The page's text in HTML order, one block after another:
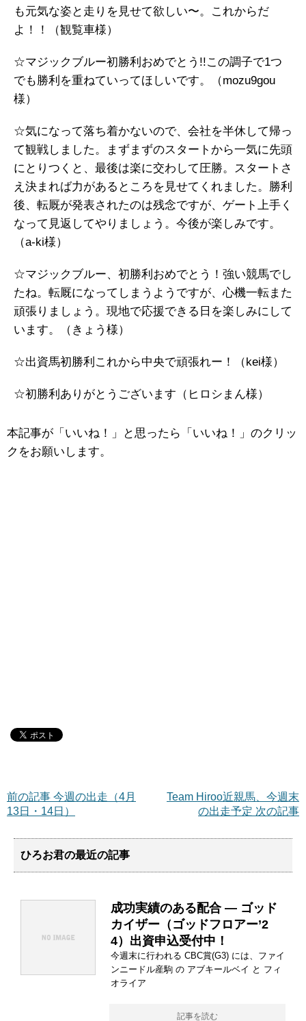
も元気な姿と走りを見せて欲しい〜。これからだ
よ！！（観覧車様）
☆マジックブルー初勝利おめでとう!!この調子で1つ
でも勝利を重ねていってほしいです。（mozu9gou
様）
☆気になって落ち着かないので、会社を半休して帰っ
て観戦しました。まずまずのスタートから一気に先頭
にとりつくと、最後は楽に交わして圧勝。スタートさ
え決まれば力があるところを見せてくれました。勝利
後、転厩が発表されたのは残念ですが、ゲート上手く
なって見返してやりましょう。今後が楽しみです。
（a-ki様）
☆マジックブルー、初勝利おめでとう！強い競馬でし
たね。転厩になってしまうようですが、心機一転また
頑張りましょう。現地で応援できる日を楽しみにして
います。（きょう様）
☆出資馬初勝利これから中央で頑張れー！（kei様）
☆初勝利ありがとうございます（ヒロシまん様）
本記事が「いいね！」と思ったら「いいね！」のクリッ
クをお願いします。
Team Hiroo近親馬、今週末
の出走予定 次の記事
前の記事 今週の出走（4月
13日・14日）
ひろお君の最近の記事
成功実績のある配合 ― ゴッド
カイザー（ゴッドフロアー’2
4）出資申込受付中！
今週末に行われる CBC賞(G3) には、ファイ
ンニードル産駒 の アブキールベイ と フィ
オライア
記事を読む